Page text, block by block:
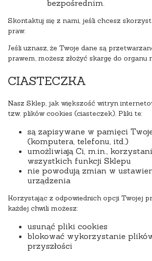
bezpośrednim.
Skontaktuj się z nami, jeśli chcesz
praw.
Jeśli uznasz, że Twoje dane są
prawem, możesz złożyć skargę do organu
CIASTECZKA
Nasz Sklep, jak większość witryn
tzw. plików cookies (ciasteczek). Pliki te:
są zapisywane w pamięci
(komputera, telefonu, itd.)
umożliwiają Ci, m.in.,
wszystkich funkcji Sklepu
nie powodują zmian w
urządzenia
Korzystając z odpowiednich opcji Twojej
każdej chwili możesz:
usunąć pliki cookies
blokować wykorzystanie
przyszłości